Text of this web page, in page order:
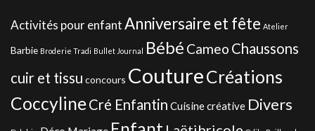
Activités pour enfantAnniversaire et fête Atelier
Barbie Broderie Tradi Bullet Journal Bébé Cameo Chaussons
cuir et tissu concours CoutureCréations
CoccylineCré Enfantin Cuisine créative Divers